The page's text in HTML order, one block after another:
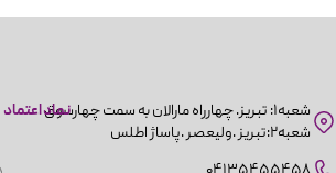
شعبه۱: تبریز. چهارراه مارالان به سمت چهارسوق
شعبه۲:تبریز .ولیعصر .پاساژ اطلس
نماد اعتماد